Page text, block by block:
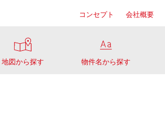
コンセプト 会社概要
地図から探す 物件名から探す